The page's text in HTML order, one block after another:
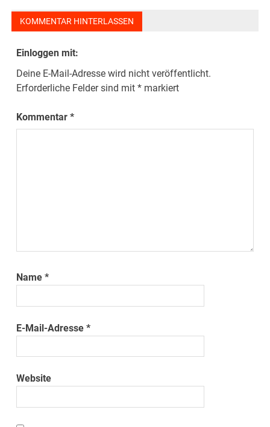
KOMMENTAR HINTERLASSEN
Einloggen mit:
Deine E-Mail-Adresse wird nicht veröffentlicht.
Erforderliche Felder sind mit* markiert
Kommentar*
Name*
E-Mail-Adresse*
Website